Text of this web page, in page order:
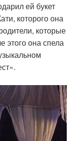
ей букет
которого она
которые
этого она спела